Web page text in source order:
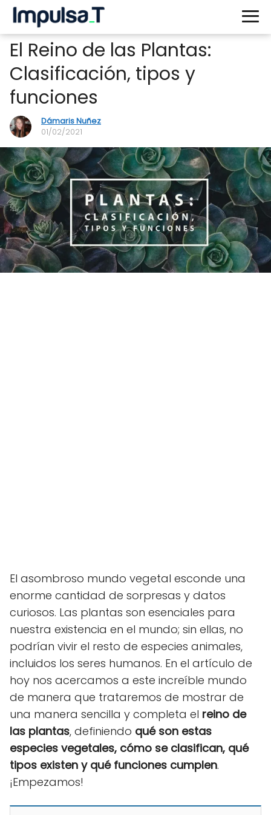
El Reino de las Plantas:
Clasificación, tipos y
funciones
Dámaris Nuñez
01/02/2021
El asombroso mundo vegetal esconde una
enorme cantidad de sorpresas y datos
curiosos. Las plantas son esenciales para
nuestra existencia en el mundo; sin ellas, no
podrían vivir el resto de especies animales,
incluidos los seres humanos. En el artículo de
hoy nos acercamos a este increíble mundo
de manera que trataremos de mostrar de
una manera sencilla y completa el reino de
las plantas, definiendo qué son estas
especies vegetales, cómo se clasifican, qué
tipos existen y qué funciones cumplen.
¡Empezamos!